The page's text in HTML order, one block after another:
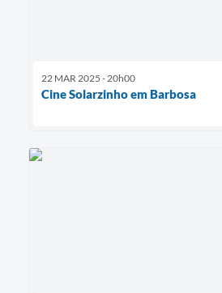
22 MAR 2025 - 20h00
Cine Solarzinho em Barbosa